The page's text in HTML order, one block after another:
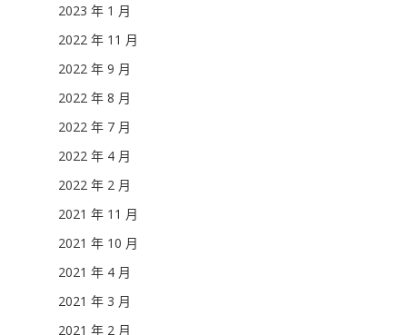
2023 年 1 月
2022 年 11 月
2022 年 9 月
2022 年 8 月
2022 年 7 月
2022 年 4 月
2022 年 2 月
2021 年 11 月
2021 年 10 月
2021 年 4 月
2021 年 3 月
2021 年 2 月